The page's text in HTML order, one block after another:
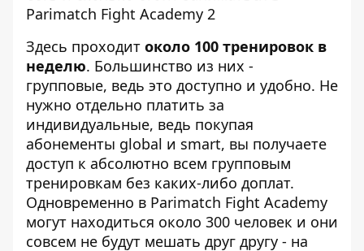
Здесь проходит около 100 тренировок в
неделю. Большинство из них -
групповые, ведь это доступно и удобно. Не
нужно отдельно платить за
индивидуальные, ведь покупая
абонементы global и smart, вы получаете
доступ к абсолютно всем групповым
тренировкам без каких-либо доплат.
Одновременно в Parimatch Fight Academy
могут находиться около 300 человек и они
совсем не будут мешать друг другу - на